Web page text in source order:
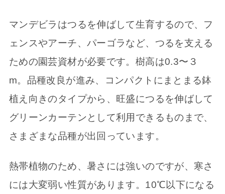
マンデビラはつるを伸ばして生育するので、フ
ェンスやアーチ、パーゴラなど、つるを支える
ための園芸資材が必要です。樹高は0.3〜３
m。品種改良が進み、コンパクトにまとまる鉢
植え向きのタイプから、旺盛につるを伸ばして
グリーンカーテンとして利用できるものまで、
さまざまな品種が出回っています。
熱帯植物のため、暑さには強いのですが、寒さ
には大変弱い性質があります。10℃以下になる